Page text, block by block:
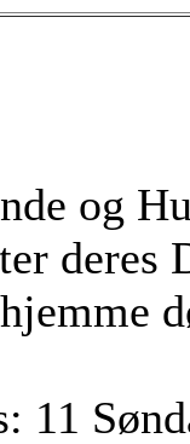
og
deres
11